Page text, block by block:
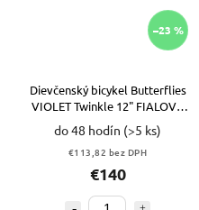
–23 %
Dievčenský bicykel Butterflies
VIOLET Twinkle 12" FIALOVÝ
VYPR
do 48 hodín (>5 ks)
€113,82 bez DPH
€140